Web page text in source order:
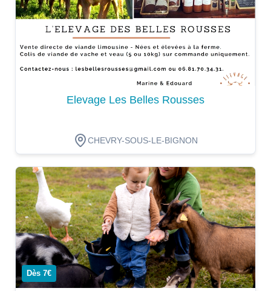
Elevage Les Belles Rousses
CHEVRY-SOUS-LE-BIGNON
Dégustation
Dès 7€